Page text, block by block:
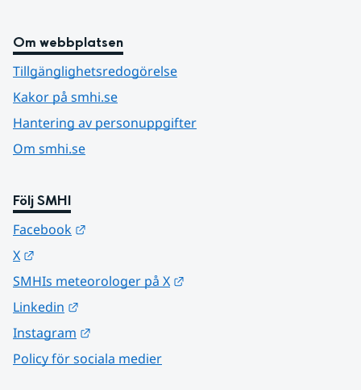
Om webbplatsen
Tillgänglighetsredogörelse
Kakor på smhi.se
Hantering av personuppgifter
Om smhi.se
Följ SMHI
Facebook
X
SMHIs meteorologer på X
Linkedin
Instagram
Policy för sociala medier